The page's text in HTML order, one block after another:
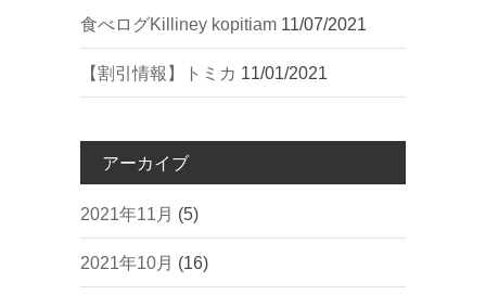
︎食べログ︎Killiney kopitiam 11/07/2021
【割引情報】トミカ 11/01/2021
アーカイブ
2021年11月 (5)
2021年10月 (16)